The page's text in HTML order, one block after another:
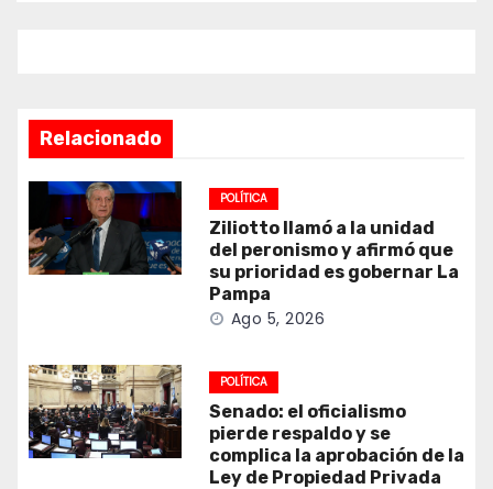
Relacionado
POLÍTICA
Ziliotto llamó a la unidad
del peronismo y afirmó que
su prioridad es gobernar La
Pampa
Ago 5, 2026
POLÍTICA
Senado: el oficialismo
pierde respaldo y se
complica la aprobación de la
Ley de Propiedad Privada